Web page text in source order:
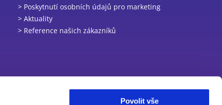
Povolit vše
> Poskytnutí osobních údajů pro marketing
> Aktuality
> Reference našich zákazníků